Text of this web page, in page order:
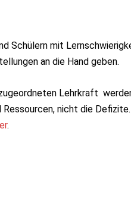
Schülern mit
an die Hand geben.
Lehrkraft
Ressourcen, nicht die
.